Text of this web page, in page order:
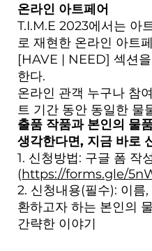
온라인 아트페어
T.I.M.E 2023에서는 아
로 재현한 온라인 아트
[HAVE | NEED] 섹션
한다.
온라인 관객 누구나 참
트 기간 동안 동일한 물
출품 작품과 본인의 물
생각한다면, 지금 바로
1. 신청방법: 구글 폼 작
(https://forms.gle/
2. 신청내용(필수): 이름
환하고자 하는 본인의
간략한 이야기